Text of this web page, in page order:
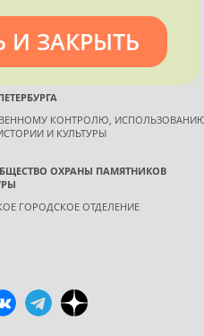
КОНТРОЛЮ,
И КУЛЬТУРЫ
ОХРАНЫ ПАМЯТНИКОВ
ГОРОДСКОЕ ОТДЕЛЕНИЕ
И ЗАКРЫТЬ